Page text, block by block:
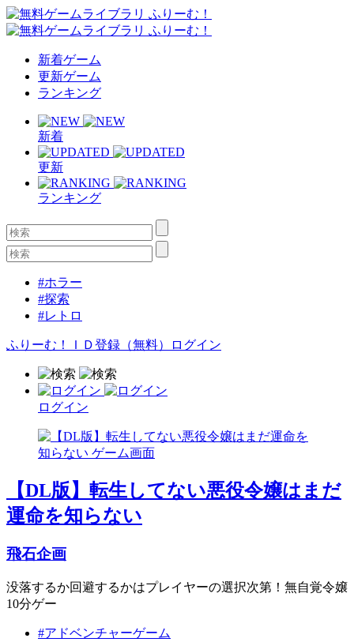
新着ゲーム
更新ゲーム
ランキング
新着
更新
ランキング
#ホラー
#探索
#レトロ
ふりーむ！ＩＤ登録（無料） ログイン
ログイン
【DL版】転生してない悪役令嬢はまだ
運命を知らない
飛石企画
没落するか回避するかはプレイヤーの選択次第！無自覚令嬢
10分ゲー
#アドベンチャーゲーム